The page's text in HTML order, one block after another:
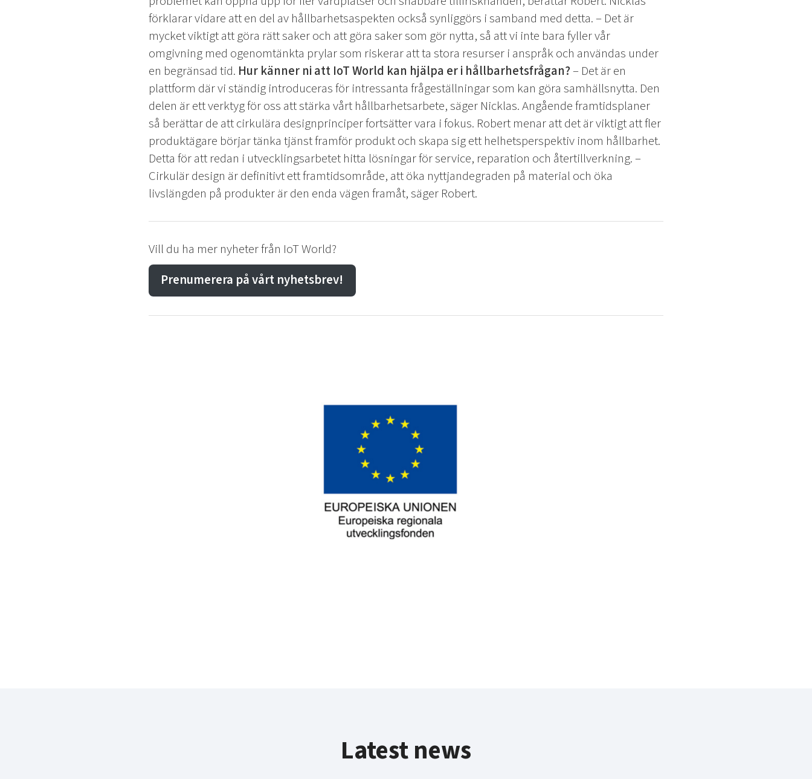
förklarar vidare att en del av hållbarhetsaspekten också synliggörs i samband med detta.– Det är
mycket viktigt att göra rätt saker och att göra saker som gör nytta, så att vi inte bara fyller vår
omgivning med ogenomtänkta prylar som riskerar att ta stora resurser i anspråk och användas under
en begränsad tid. Hur känner ni att IoT World kan hjälpa er i hållbarhetsfrågan?– Det är en
plattform där vi ständig introduceras för intressanta frågeställningar som kan göra samhällsnytta. Den
delen är ett verktyg för oss att stärka vårt hållbarhetsarbete, säger Nicklas.Angående framtidsplaner
så berättar de att cirkulära designprinciper fortsätter vara i fokus. Robert menar att det är viktigt att fler
produktägare börjar tänka tjänst framför produkt och skapa sig ett helhetsperspektiv inom hållbarhet.
Detta för att redan i utvecklingsarbetet hitta lösningar för service, reparation och återtillverkning.–
Cirkulär design är definitivt ett framtidsområde, att öka nyttjandegraden på material och öka
livslängden på produkter är den enda vägen framåt, säger Robert.
Vill du ha mer nyheter från IoT World?
Prenumerera på vårt nyhetsbrev!
Latest news